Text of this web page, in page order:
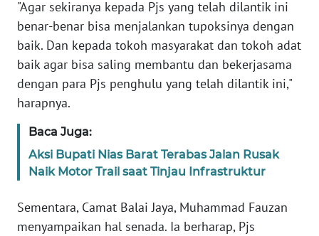
"Agar sekiranya kepada Pjs yang telah dilantik ini
benar-benar bisa menjalankan tupoksinya dengan
baik. Dan kepada tokoh masyarakat dan tokoh adat
baik agar bisa saling membantu dan bekerjasama
dengan para Pjs penghulu yang telah dilantik ini,"
harapnya.
Baca Juga:
Aksi Bupati Nias Barat Terabas Jalan Rusak
Naik Motor Trail saat Tinjau Infrastruktur
Sementara, Camat Balai Jaya, Muhammad Fauzan
menyampaikan hal senada. Ia berharap, Pjs
JABAR
WN
BANTEN
WN
NTT
WN
KEPRI
WN